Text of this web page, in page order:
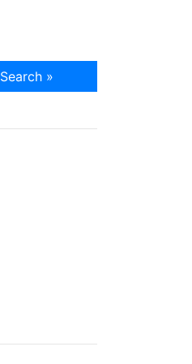
Search »